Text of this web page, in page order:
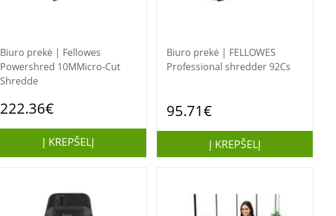
Biuro prekė | Fellowes
Powershred 10MMicro-Cut
Shredde
222.36€
Į KREPŠELĮ
Biuro prekė | FELLOWES
Professional shredder 92Cs
95.71€
Į KREPŠELĮ